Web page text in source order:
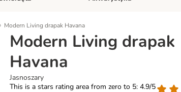
Modern Living drapak Havana
Modern Living drapak
Havana
Jasnoszary
This is a stars rating area from zero to 5: 4.9/5